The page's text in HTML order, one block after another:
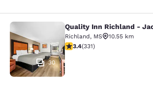
Quality Inn Richland -
30
Quality Inn Richland -
Richland, MS
10.55 km
3.4 étoiles. Bien. 331
3.4(331)